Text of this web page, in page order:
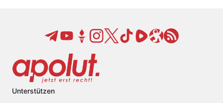
Unterstützen